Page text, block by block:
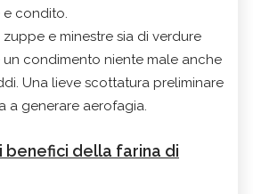
condito.
e minestre sia di verdure
condimento niente male anche
Una lieve scottatura preliminare
a generare aerofagia.
benefici della farina di